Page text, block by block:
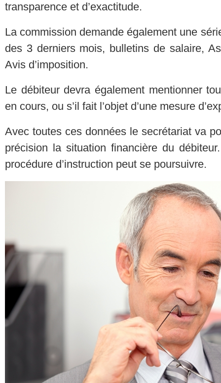
transparence et d’exactitude.
La commission demande également une
des 3 derniers mois, bulletins de salaire,
Avis d’imposition.
Le débiteur devra également mentionner
en cours, ou s’il fait l’objet d’une mesure
Avec toutes ces données le secrétariat va
précision la situation financière du
procédure d’instruction peut se poursuivre.